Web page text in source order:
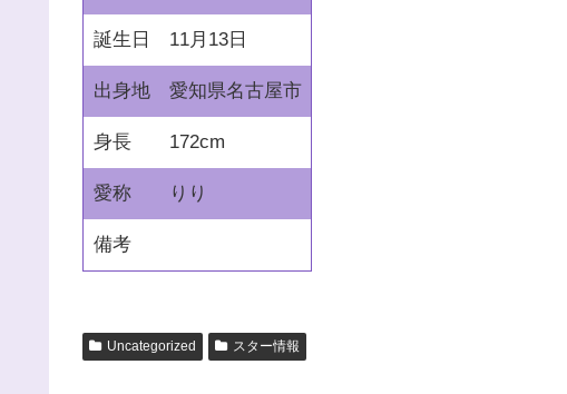
誕生日 11月13日
出身地 愛知県名古屋市
身長 172cm
愛称 りり
備考
Uncategorized スター情報